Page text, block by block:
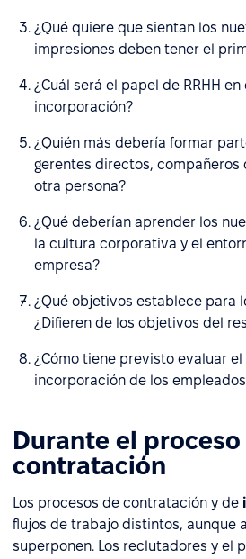
¿Qué quiere que sientan los
impresiones deben tener el
¿Cuál será el papel de RRHH
incorporación?
¿Quién más debería formar
gerentes directos,
otra persona?
¿Qué deberían aprender los
la cultura corporativa y el
empresa?
¿Qué objetivos establece para
¿Difieren de los objetivos del
¿Cómo tiene previsto evaluar
incorporación de los
Durante el proceso
contratación
Los procesos de contratación y de
flujos de trabajo distintos, aunque
superponen. Los reclutadores y el